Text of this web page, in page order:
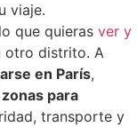
viaje.
que quieras ver y
otro distrito. A
en París,
para
transporte y